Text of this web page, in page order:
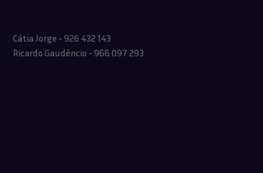
Cátia Jorge - 926 432 143
Ricardo Gaudêncio - 966 097 293